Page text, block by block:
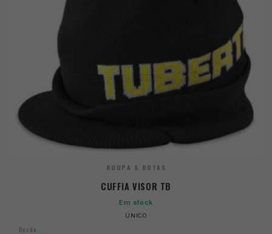
ROUPA & BOTAS
CUFFIA VISOR TB
Em stock
ÚNICO
Desde